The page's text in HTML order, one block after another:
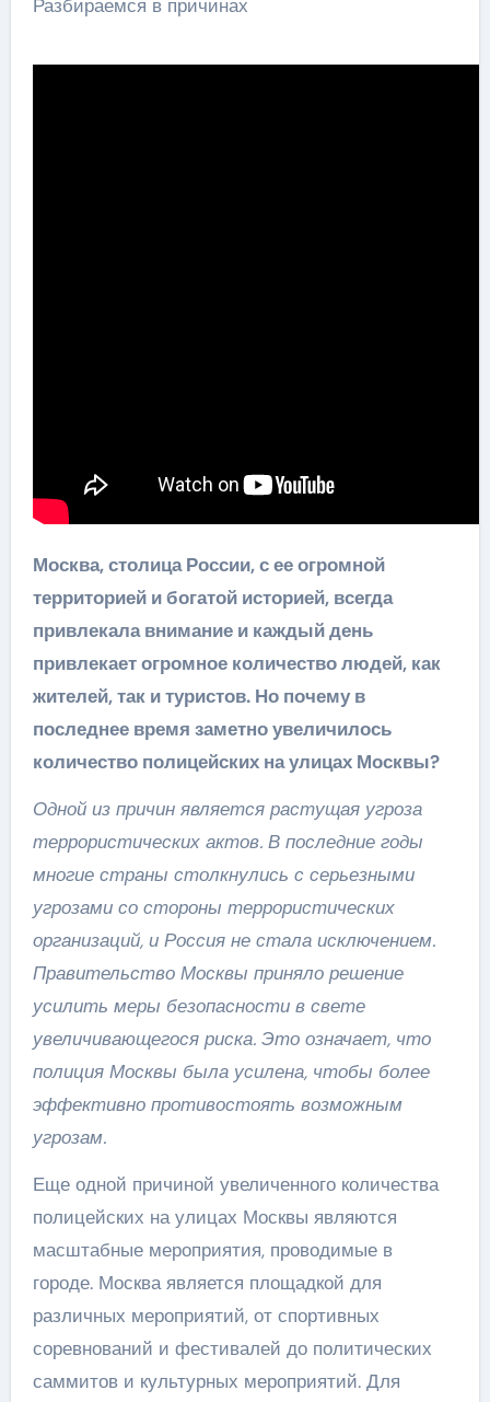
Москва, столица России, с ее огромной
территорией и богатой историей, всегда
привлекала внимание и каждый день
привлекает огромное количество людей, как
жителей, так и туристов. Но почему в
последнее время заметно увеличилось
количество полицейских на улицах Москвы?
Одной из причин является растущая угроза
террористических актов. В последние годы
многие страны столкнулись с серьезными
угрозами со стороны террористических
организаций, и Россия не стала исключением.
Правительство Москвы приняло решение
усилить меры безопасности в свете
увеличивающегося риска. Это означает, что
полиция Москвы была усилена, чтобы более
эффективно противостоять возможным
угрозам.
Еще одной причиной увеличенного количества
полицейских на улицах Москвы являются
масштабные мероприятия, проводимые в
городе. Москва является площадкой для
различных мероприятий, от спортивных
соревнований и фестивалей до политических
саммитов и культурных мероприятий. Для